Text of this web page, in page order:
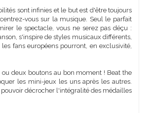
sont infinies et le but est d'être toujours
vous sur la musique. Seul le parfait
le spectacle, vous ne serez pas déçu :
s'inspire de styles musicaux différents,
fans européens pourront, en exclusivité,
deux boutons au bon moment ! Beat the
les mini-jeux les uns après les autres.
décrocher l'intégralité des médailles